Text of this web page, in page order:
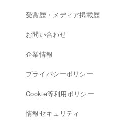
受賞歴・メディア掲載歴
お問い合わせ
企業情報
プライバシーポリシー
Cookie等利用ポリシー
情報セキュリティ